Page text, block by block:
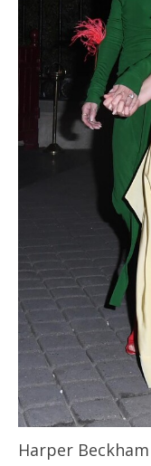
Harper